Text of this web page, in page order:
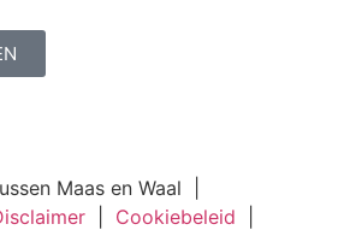
Maas en Waal |
Cookiebeleid